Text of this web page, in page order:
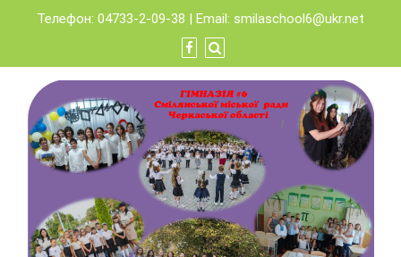
content
Телефон: 04733-2-09-38 | Email: smilaschool6@ukr.net